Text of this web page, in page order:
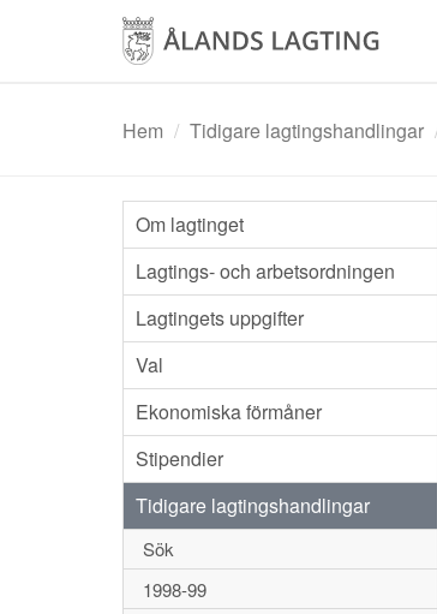
Hem Tidigare lagtingshandlingar
Om lagtinget
Lagtings- och arbetsordningen
Lagtingets uppgifter
Val
Ekonomiska förmåner
Stipendier
Tidigare lagtingshandlingar
Sök
1998-99